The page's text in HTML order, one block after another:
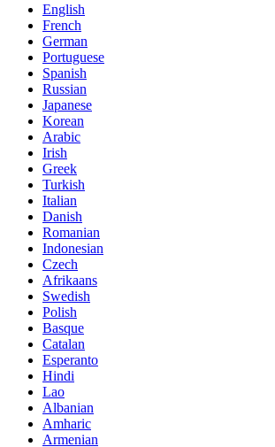
English
French
German
Portuguese
Spanish
Russian
Japanese
Korean
Arabic
Irish
Greek
Turkish
Italian
Danish
Romanian
Indonesian
Czech
Afrikaans
Swedish
Polish
Basque
Catalan
Esperanto
Hindi
Lao
Albanian
Amharic
Armenian